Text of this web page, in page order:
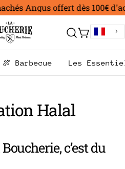
Angus offert dès 100€
Chariot
🍖 Barbecue Les
Halal
c’est du